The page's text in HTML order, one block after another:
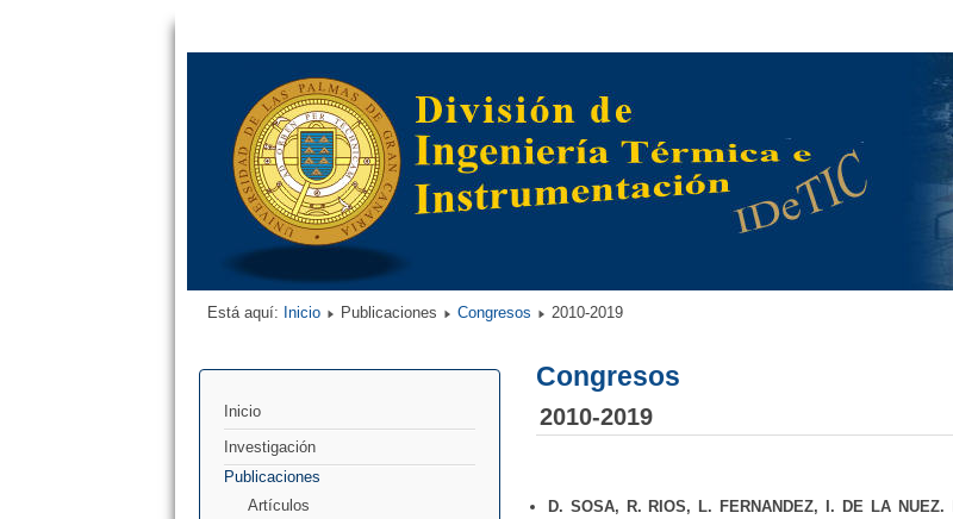
Está aquí: Inicio Publicaciones Congresos 2010-2019
Inicio
Investigación
Publicaciones
Artículos
Congresos
2010-2019
D. SOSA, R. RIOS, L. FERNANDEZ, I. DE LA NUEZ.